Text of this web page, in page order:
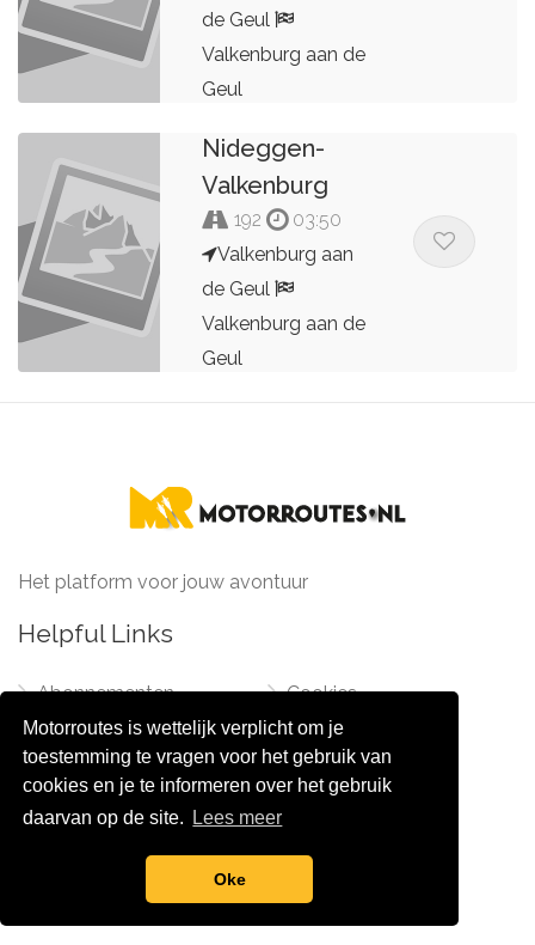
Motorroutes is wettelijk verplicht om je
toestemming te vragen voor het gebruik van
cookies en je te informeren over het gebruik
daarvan op de site.
Lees meer
Oke
de Geul
Valkenburg aan de
Geul
Bert Peters
Nideggen-
Valkenburg
192
03:50
Valkenburg aan
de Geul
Valkenburg aan de
Geul
Het platform voor jouw avontuur
Helpful Links
Abonnementen
Samenwerkingen
Adverteren
Cookies
Contact